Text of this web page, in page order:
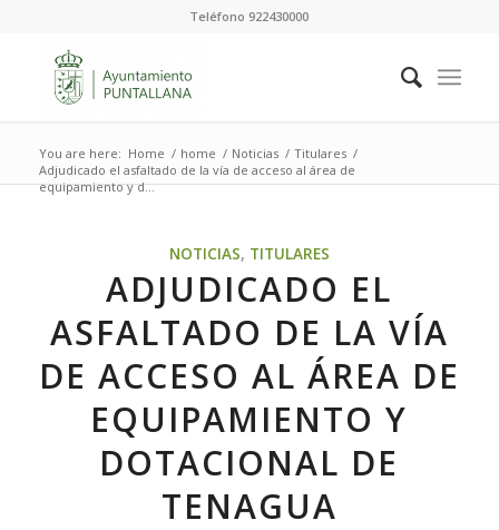
Teléfono 922430000
You are here: Home / home / Noticias / Titulares /
Adjudicado el asfaltado de la vía de acceso al área de
equipamiento y d...
NOTICIAS, TITULARES
ADJUDICADO EL
ASFALTADO DE LA VÍA
DE ACCESO AL ÁREA DE
EQUIPAMIENTO Y
DOTACIONAL DE
TENAGUA